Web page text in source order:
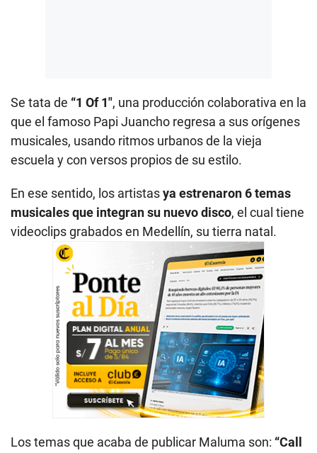
Se tata de “1 Of 1″, una producción colaborativa en la
que el famoso Papi Juancho regresa a sus orígenes
musicales, usando ritmos urbanos de la vieja
escuela y con versos propios de su estilo.
En ese sentido, los artistasya estrenaron 6 temas
musicales que integran su nuevo disco, el cual tiene
videoclips grabados en Medellín, su tierra natal.
Los temas que acaba de publicar Maluma son: “Call